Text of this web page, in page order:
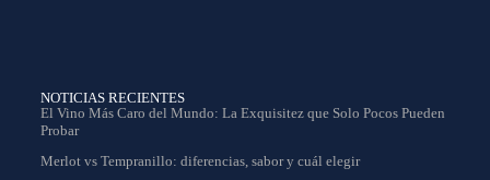
NOTICIAS RECIENTES
El Vino Más Caro del Mundo: La Exquisitez que Solo Pocos Pueden
Probar
Merlot vs Tempranillo: diferencias, sabor y cuál elegir